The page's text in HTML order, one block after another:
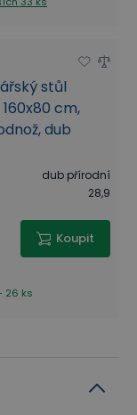
stůl
160x80 cm,
dub
dub přírodní
28,9
Koupit
26 ks